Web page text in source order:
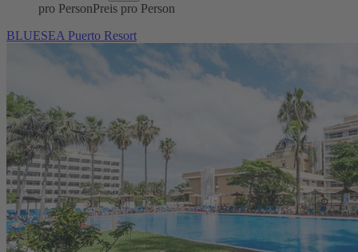
pro PersonPreis pro Person
BLUESEA Puerto Resort